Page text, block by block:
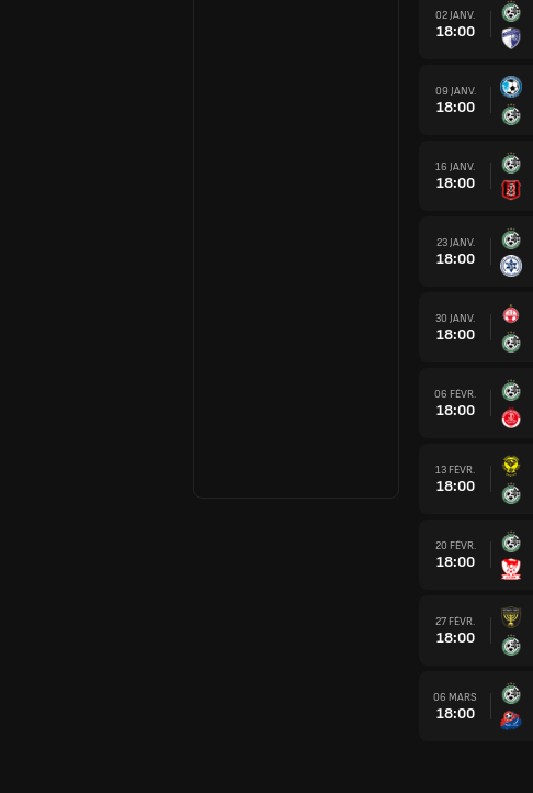
02 JANV.
18:00
09 JANV.
18:00
16 JANV.
18:00
23 JANV.
18:00
30 JANV.
18:00
06 FÉVR.
18:00
13 FÉVR.
18:00
20 FÉVR.
18:00
27 FÉVR.
18:00
06 MARS
18:00